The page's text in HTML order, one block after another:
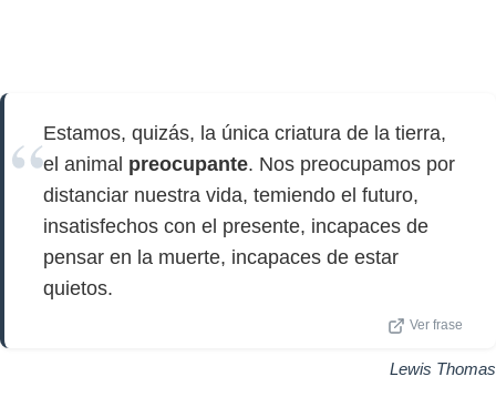
Estamos, quizás, la única criatura de la tierra,
el animal preocupante. Nos preocupamos por
distanciar nuestra vida, temiendo el futuro,
insatisfechos con el presente, incapaces de
pensar en la muerte, incapaces de estar
quietos.
Ver frase
Lewis Thomas